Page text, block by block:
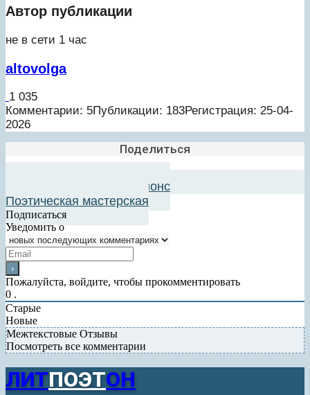
Автор публикации
не в сети 1 час
altovolga
1 035
Комментарии: 5Публикации: 183Регистрация: 25-04-
2026
Поделиться
Добавить в авторский анонс
Поэтическая мастерская
Подписаться
Уведомить о
Пожалуйста, войдите, чтобы прокомментировать
0 .
Старые
Новые
Межтекстовые Отзывы
Посмотреть все комментарии
ЛИТПОЭТОН